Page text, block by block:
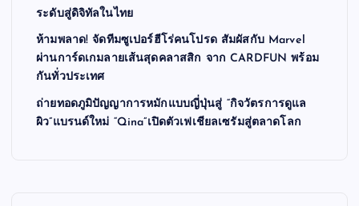
ระดับสู่ดิจิทัลในไทย
ห้ามพลาด! จัดทีมซูเปอร์ฮีโร่คนโปรด สัมผัสกับ Marvel
ผ่านการ์ดเกมลายเส้นสุดคลาสสิก จาก CARDFUN พร้อม
กันทั่วประเทศ
ถ่ายทอดภูมิปัญญาการหมักแบบญี่ปุ่นสู่ “กิจวัตรการดูแล
ผิว”แบรนด์ใหม่ “Qina”เปิดตัวเฟเชียลเซรัมสู่ตลาดโลก